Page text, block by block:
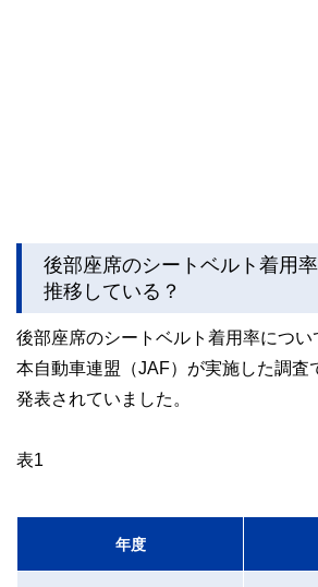
後部座席のシートベルト着用
推移している？
後部座席のシートベルト着用率につい
本自動車連盟（JAF）が実施した調査
発表されていました。
表1
年度